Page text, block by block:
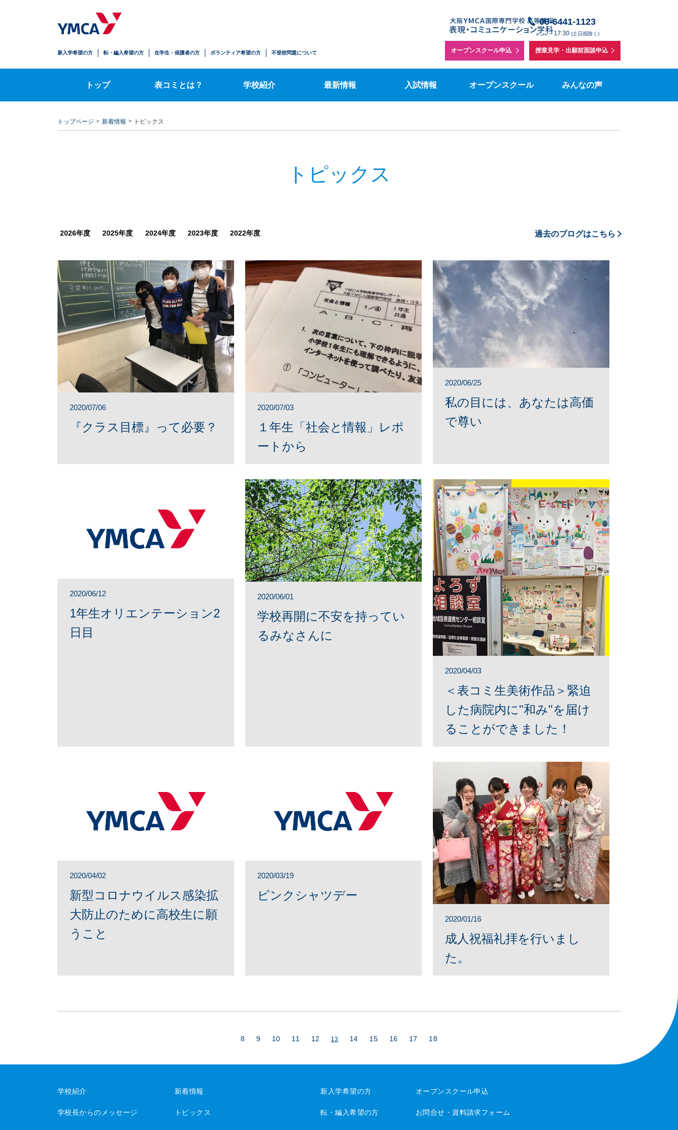
新入学希望の方 転・編入希望の方 在学生・保護者の方 ボランティア希望の方 不登校問題について
メールでの
お問い合わせ
06-6441-1123
9:30～17:30 (土日祝除く)
オープンスクール申込 授業見学・出願前面談申込
トップ 表コミとは？
自立への歩み
学校紹介
情報公開
最新情報
入試情報
【中学生の方へ】
オープンスクール
授業体験・学校説明会
個別相談
みんなの声
在校生の声
在校生保護者の声
トップページ 新着情報 トピックス
トピックス
2026年度 2025年度 2024年度 2023年度 2022年度 過去のブログはこちら
2020/07/06
『クラス目標』って必要？
2020/07/03
１年生「社会と情報」レポ
ートから
2020/06/25
私の目には、あなたは高価
で尊い
2020/06/12
1年生オリエンテーション2
日目
2020/06/01
学校再開に不安を持ってい
るみなさんに
2020/04/03
＜表コミ生美術作品＞緊迫
した病院内に"和み"を届け
ることができました！
2020/04/02
新型コロナウイルス感染拡
大防止のために高校生に願
うこと
2020/03/19
ピンクシャツデー
2020/01/16
成人祝福礼拝を行いまし
た。
8 9 10 11 12 13 14 15 16 17 18
学校紹介
学校長からのメッセージ
新着情報
トピックス
新入学希望の方
転・編入希望の方
オープンスクール申込
お問合せ・資料請求フォーム